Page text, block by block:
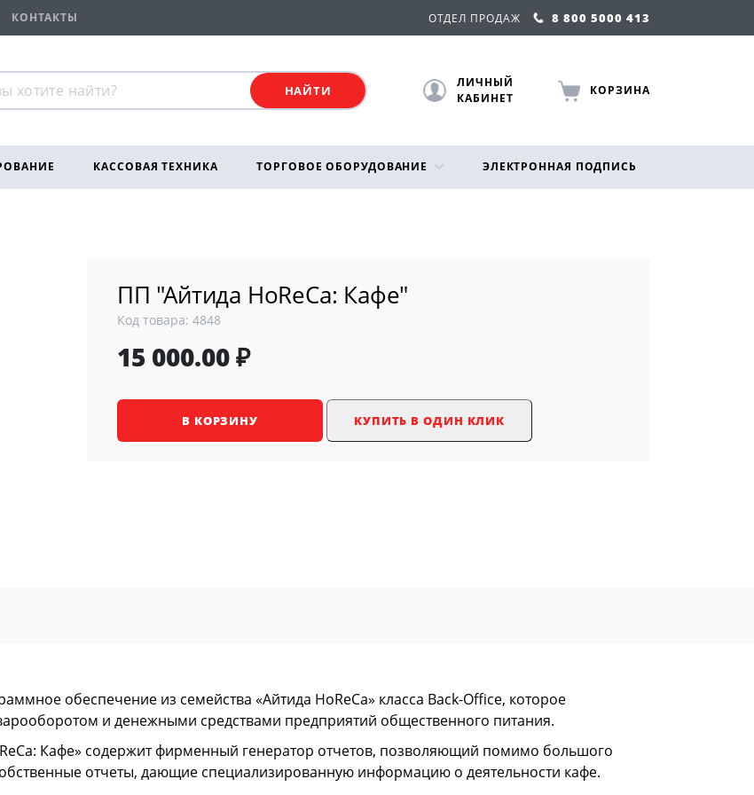
КОНТАКТЫ ОТДЕЛ ПРОДАЖ 8 800 5000 413
НАЙТИ
ЛИЧНЫЙ
КАБИНЕТ
КОРЗИНА
КАССОВАЯ ТЕХНИКА ТОРГОВОЕ ОБОРУДОВАНИЕ ЭЛЕКТРОННАЯ ПОДПИСЬ
ПП "Айтида HoReCa: Кафе"
Код товара: 4848
15 000.00 ₽
В КОРЗИНУ КУПИТЬ В ОДИН КЛИК
обеспечение из семейства «Айтида HoReCa» класса Back-Office, которое
и денежными средствами предприятий общественного питания.
Кафе» содержит фирменный генератор отчетов, позволяющий помимо большого
отчеты, дающие специализированную информацию о деятельности кафе.